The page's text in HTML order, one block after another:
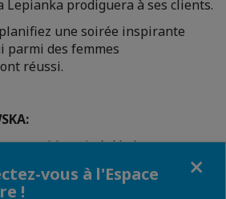
Lepianka prodiguera à ses clients.
une soirée inspirante
parmi des femmes
réussi.
qui révèle les secrets
aux femmes depuis plus
pour la création de
vous à l'Espace
!